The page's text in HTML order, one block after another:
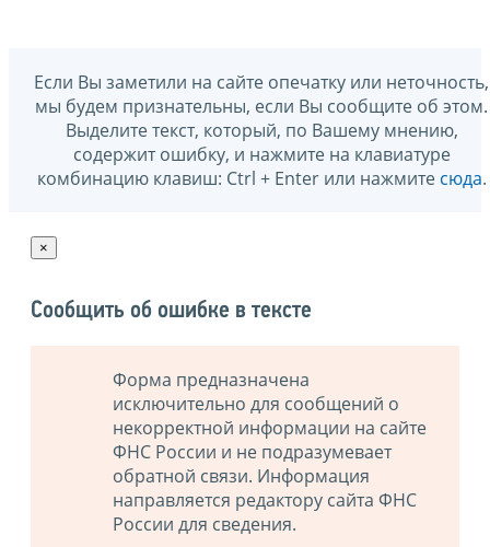
Если Вы заметили на сайте опечатку или неточность,
мы будем признательны, если Вы сообщите об этом.
Выделите текст, который, по Вашему мнению,
содержит ошибку, и нажмите на клавиатуре
комбинацию клавиш: Ctrl + Enter или нажмите сюда.
×
Сообщить об ошибке в тексте
Форма предназначена
исключительно для сообщений о
некорректной информации на сайте
ФНС России и не подразумевает
обратной связи. Информация
направляется редактору сайта ФНС
России для сведения.